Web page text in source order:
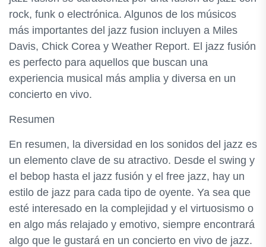
rock, funk o electrónica. Algunos de los músicos
más importantes del jazz fusion incluyen a Miles
Davis, Chick Corea y Weather Report. El jazz fusión
es perfecto para aquellos que buscan una
experiencia musical más amplia y diversa en un
concierto en vivo.
Resumen
En resumen, la diversidad en los sonidos del jazz es
un elemento clave de su atractivo. Desde el swing y
el bebop hasta el jazz fusión y el free jazz, hay un
estilo de jazz para cada tipo de oyente. Ya sea que
esté interesado en la complejidad y el virtuosismo o
en algo más relajado y emotivo, siempre encontrará
algo que le gustará en un concierto en vivo de jazz.